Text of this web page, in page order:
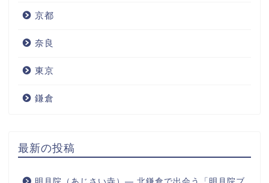
京都
奈良
東京
鎌倉
最新の投稿